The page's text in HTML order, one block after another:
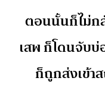
ตอนนั้นก็ไม่ก
เสพ ก็โดนจับ
ก็ถูกส่งเข้า